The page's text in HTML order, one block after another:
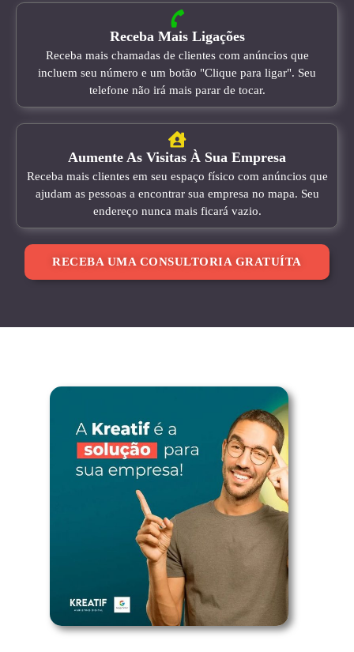
Receba Mais Ligações
Receba mais chamadas de clientes com anúncios que
incluem seu número e um botão "Clique para ligar". Seu
telefone não irá mais parar de tocar.
Aumente As Visitas À Sua Empresa
Receba mais clientes em seu espaço físico com anúncios que
ajudam as pessoas a encontrar sua empresa no mapa. Seu
endereço nunca mais ficará vazio.
RECEBA UMA CONSULTORIA GRATUÍTA